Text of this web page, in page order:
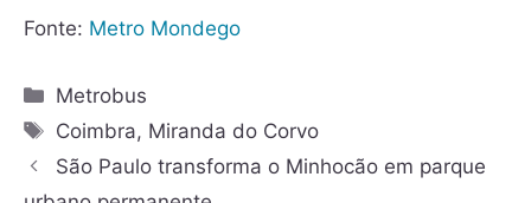
Fonte: Metro Mondego
Metrobus
Coimbra, Miranda do Corvo
São Paulo transforma o Minhocão em parque